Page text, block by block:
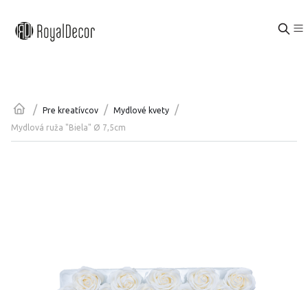
/ Pre kreatívcov / Mydlové kvety /
Mydlová ruža "Biela" Ø 7,5cm